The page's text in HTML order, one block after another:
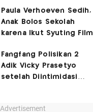
Paula Verhoeven Sedih,
Anak Bolos Sekolah
karena Ikut Syuting Film
Fangfang Polisikan 2
Adik Vicky Prasetyo
setelah Diintimidasi
Advertisement